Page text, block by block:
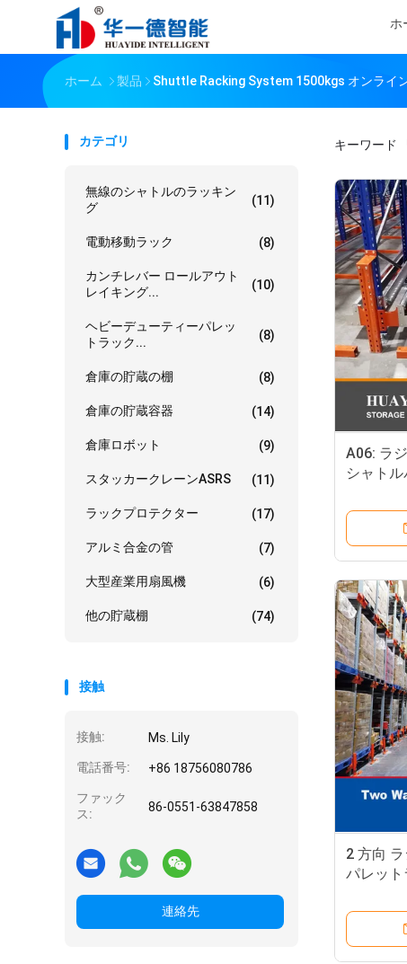
ホ
ホーム 製品 Shuttle Racking System 1500kgs オンライ
カテゴリ
無線のシャトルのラッキン
グ
(11)
電動移動ラック (8)
カンチレバー ロールアウト
レイキング...
(10)
ヘビーデューティーパレッ
トラック...
(8)
倉庫の貯蔵の棚 (8)
倉庫の貯蔵容器 (14)
倉庫ロボット (9)
スタッカークレーンASRS (11)
ラックプロテクター (17)
アルミ合金の管 (7)
大型産業用扇風機 (6)
他の貯蔵棚 (74)
接触
接触: Ms. Lily
電話番号: +86 18756080786
ファック
ス:
86-0551-63847858
連絡先
キーワード
A06: ラ
シャト
2 方向
パレット